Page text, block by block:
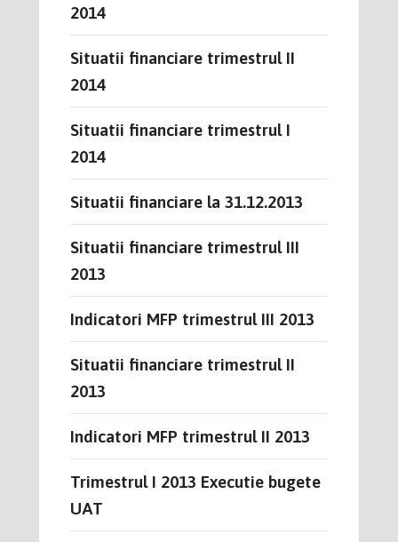
2014
Situatii financiare trimestrul II
2014
Situatii financiare trimestrul I
2014
Situatii financiare la 31.12.2013
Situatii financiare trimestrul III
2013
Indicatori MFP trimestrul III 2013
Situatii financiare trimestrul II
2013
Indicatori MFP trimestrul II 2013
Trimestrul I 2013 Executie bugete
UAT